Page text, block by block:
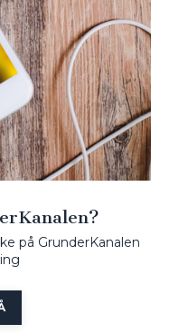
på GrunderKanalen